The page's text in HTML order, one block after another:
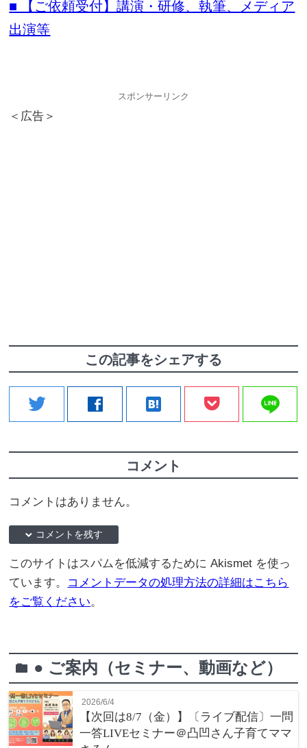
■ 【ご依頼受付】講演・研修、執筆、メディア
出演等
スポンサーリンク
＜広告＞
この記事をシェアする
twitter facebook hatenabookmark line
コメント
コメントはありません。
down コメントを残す
このサイトはスパムを低減するために Akismet を使っ
ています。 コメントデータの処理方法の詳細はこちら
をご覧ください。
folder ● ご案内（セミナー、動画など）
2026/6/4
【次回は8/7（金）】〔ライブ配信〕一問
一答LIVEセミナー＠凸凹さん子育てママ